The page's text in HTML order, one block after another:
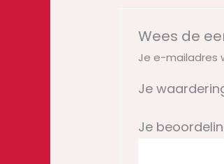
Wees de
Je e-mailadres
Je
Je